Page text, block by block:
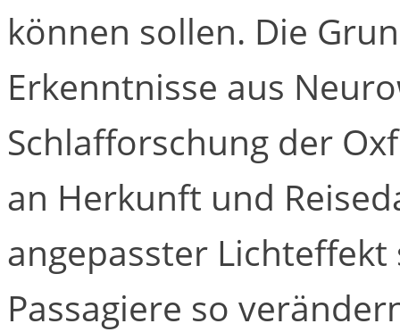
können sollen. Die
Erkenntnisse aus
Schlafforschung der
an Herkunft und
angepasster
Passagiere so